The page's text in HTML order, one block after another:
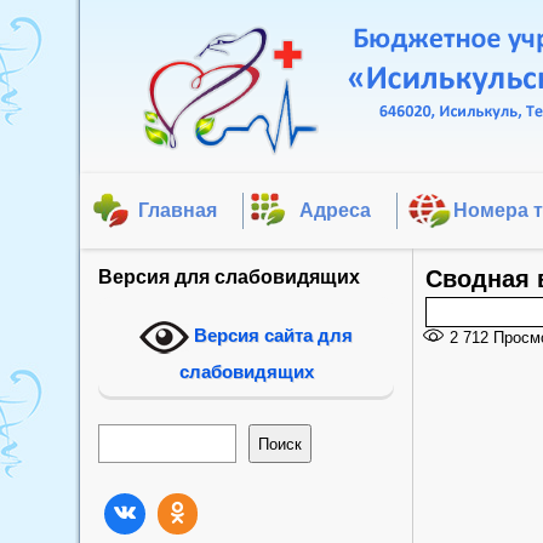
Главная Адреса Номера
Версия для слабовидящих
Версия сайта для
слабовидящих
Поиск
Cводная
2 712